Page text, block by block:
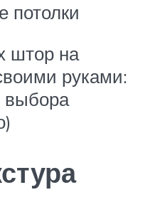
потолки
штор на
руками:
выбора